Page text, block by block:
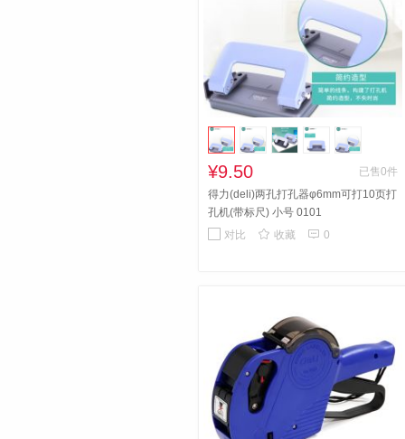
¥9.50
已售0件
得力(deli)两孔打孔器φ6mm可打10页打
孔机(带标尺) 小号 0101
对比
 收藏  0